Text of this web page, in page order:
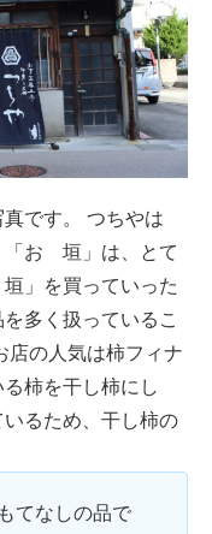
です。 つちやは
おゝ垣」は、とて
」を買っていった
多く扱っているこ
店の人気は柿フィナ
柿を干し柿にし
るため、干し柿の
てなしの品で